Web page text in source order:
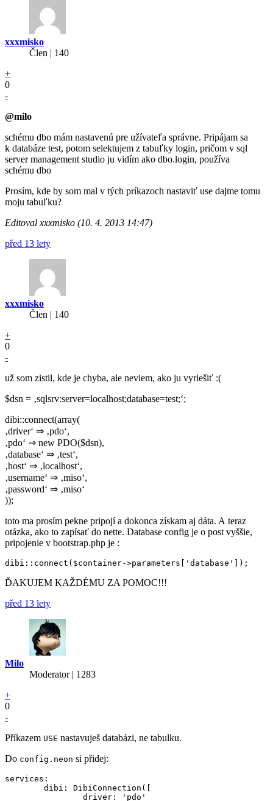
xxxmisko
Člen | 140
+
0
-
@milo
schému dbo mám nastavenú pre užívateľa správne. Pripájam sa
k databáze test, potom selektujem z tabuľky login, pričom v sql
server management studio ju vidím ako dbo.login, používa
schému dbo
Prosím, kde by som mal v tých príkazoch nastaviť use dajme tomu
moju tabuľku?
Editoval xxxmisko (10. 4. 2013 14:47)
před 13 lety
xxxmisko
Člen | 140
+
0
-
už som zistil, kde je chyba, ale neviem, ako ju vyriešiť :(
$dsn = ‚sqlsrv:server=localhost;database=test;‘;
dibi::connect(array(
‚driver‘ ⇒ ‚pdo‘,
‚pdo‘ ⇒ new PDO($dsn),
‚database‘ ⇒ ‚test‘,
‚host‘ ⇒ ‚localhost‘,
‚username‘ ⇒ ‚miso‘,
‚password‘ ⇒ ‚miso‘
));
toto ma prosím pekne pripojí a dokonca získam aj dáta. A teraz
otázka, ako to zapísať do nette. Database config je o post vyššie,
pripojenie v bootstrap.php je :
ĎAKUJEM KAŽDÉMU ZA POMOC!!!
před 13 lety
Milo
Moderator | 1283
+
0
-
Příkazem USE nastavuješ databázi, ne tabulku.
Do config.neon si přidej:
services: